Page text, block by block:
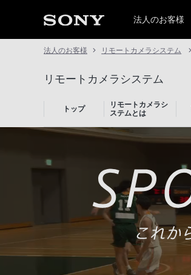
法人のお客様
法人のお客様 リモートカメラシステム
リモートカメラシステム
トップ
リモートカメラシ
ステムとは